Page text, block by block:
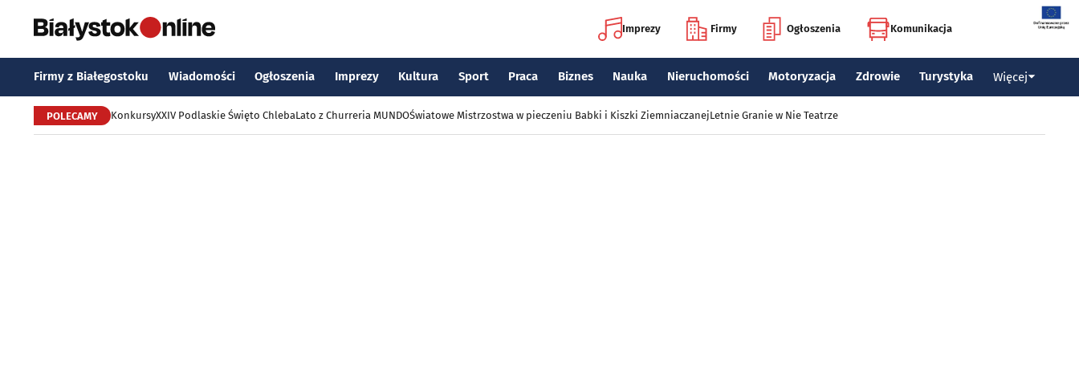
Imprezy Firmy Ogłoszenia Komunikacja
Firmy z Białegostoku Wiadomości Ogłoszenia Imprezy Kultura Sport Praca Biznes Nauka Nieruchomości Motoryzacja Zdrowie Turystyka Więcej
POLECAMY KonkursyXXIV Podlaskie Święto ChlebaLato z Churreria MUNDOŚwiatowe Mistrzostwa w pieczeniu Babki i Kiszki ZiemniaczanejLetnie Granie w Nie Teatrze